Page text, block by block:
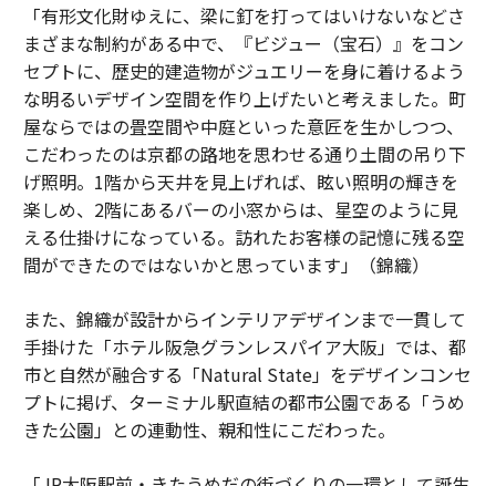
「有形文化財ゆえに、梁に釘を打ってはいけないなどさ
まざまな制約がある中で、『ビジュー（宝石）』をコン
セプトに、歴史的建造物がジュエリーを身に着けるよう
な明るいデザイン空間を作り上げたいと考えました。町
屋ならではの畳空間や中庭といった意匠を生かしつつ、
こだわったのは京都の路地を思わせる通り土間の吊り下
げ照明。1階から天井を見上げれば、眩い照明の輝きを
楽しめ、2階にあるバーの小窓からは、星空のように見
える仕掛けになっている。訪れたお客様の記憶に残る空
間ができたのではないかと思っています」（錦織）
また、錦織が設計からインテリアデザインまで一貫して
手掛けた「ホテル阪急グランレスパイア大阪」では、都
市と自然が融合する「Natural State」をデザインコンセ
プトに掲げ、ターミナル駅直結の都市公園である「うめ
きた公園」との連動性、親和性にこだわった。